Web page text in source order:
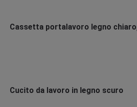
Cassetta portalavoro legno
Cucito da lavoro in legno scuro